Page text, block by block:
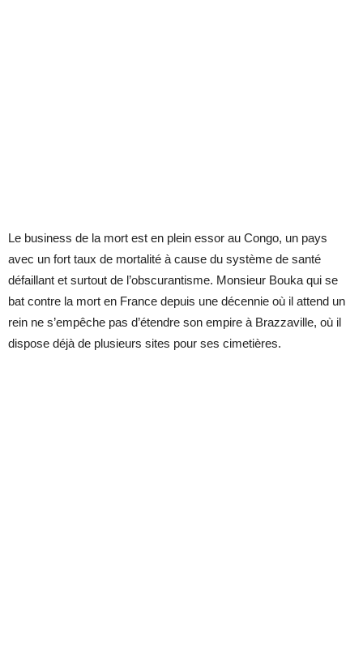
Le business de la mort est en plein essor au Congo, un pays
avec un fort taux de mortalité à cause du système de santé
défaillant et surtout de l’obscurantisme. Monsieur Bouka qui se
bat contre la mort en France depuis une décennie où il attend un
rein ne s’empêche pas d’étendre son empire à Brazzaville, où il
dispose déjà de plusieurs sites pour ses cimetières.